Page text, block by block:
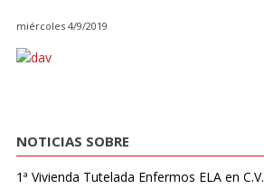
miércoles 4/9/2019
NOTICIAS SOBRE
1ª Vivienda Tutelada Enfermos ELA en C.V.